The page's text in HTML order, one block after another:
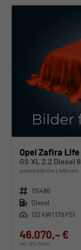
Opel Zafira Life
GS XL 2.2
unverbindliche Lieferzeit:
Fahrzeugnr. 115486
Kraftstoff Diesel
Leistung 132 kW (179 PS)
46.070,– €
incl. 19% MwSt.